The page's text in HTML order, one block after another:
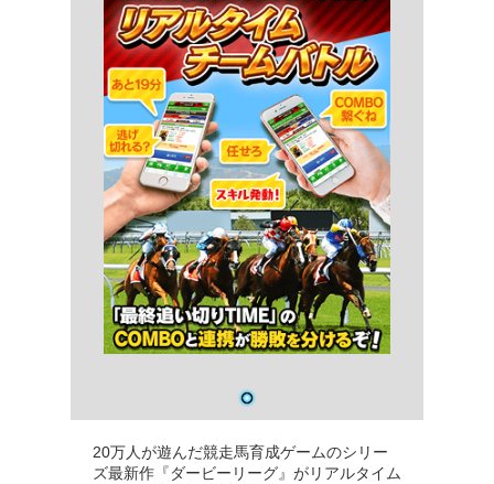
20万人が遊んだ競走馬育成ゲームのシリー
ズ最新作『ダービーリーグ』がリアルタイム